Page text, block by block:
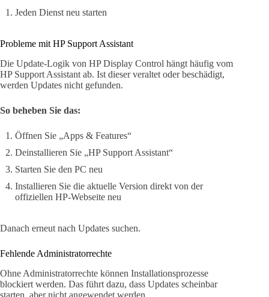
Jeden Dienst neu starten
Probleme mit HP Support Assistant
Die Update-Logik von HP Display Control hängt häufig vom
HP Support Assistant ab. Ist dieser veraltet oder beschädigt,
werden Updates nicht gefunden.
So beheben Sie das:
Öffnen Sie „Apps & Features“
Deinstallieren Sie „HP Support Assistant“
Starten Sie den PC neu
Installieren Sie die aktuelle Version direkt von der
offiziellen HP-Webseite neu
Danach erneut nach Updates suchen.
Fehlende Administratorrechte
Ohne Administratorrechte können Installationsprozesse
blockiert werden. Das führt dazu, dass Updates scheinbar
starten, aber nicht angewendet werden.